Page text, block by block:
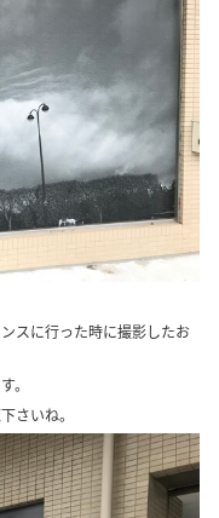
スに行った時に撮影したお
。
さいね。